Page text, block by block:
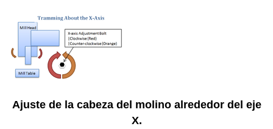
Ajuste de la cabeza del molino alrededor del eje
X.